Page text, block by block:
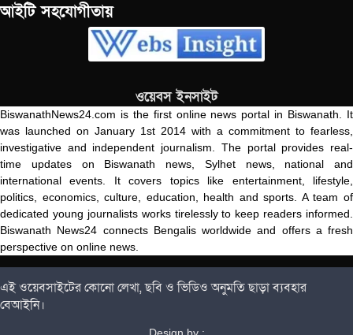
আইটি সহযোগীতায়
ওয়েবস ইনসাইট
BiswanathNews24.com is the first online news portal in Biswanath. It
was launched on January 1st 2014 with a commitment to fearless,
investigative and independent journalism. The portal provides real-
time updates on Biswanath news, Sylhet news, national and
international events. It covers topics like entertainment, lifestyle,
politics, economics, culture, education, health and sports. A team of
dedicated young journalists works tirelessly to keep readers informed.
Biswanath News24 connects Bengalis worldwide and offers a fresh
perspective on online news.
এই ওয়েবসাইটের কোনো লেখা, ছবি ও ভিডিও অনুমতি ছাড়া ব্যবহার
বেআইনি।